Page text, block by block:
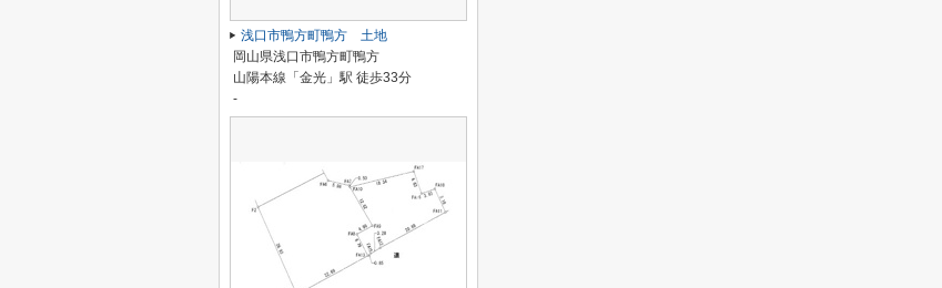
浅口市鴨方町鴨方 土地
岡山県浅口市鴨方町鴨方
山陽本線「金光」駅 徒歩33分
-